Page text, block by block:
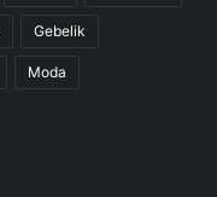
Gebelik
Moda